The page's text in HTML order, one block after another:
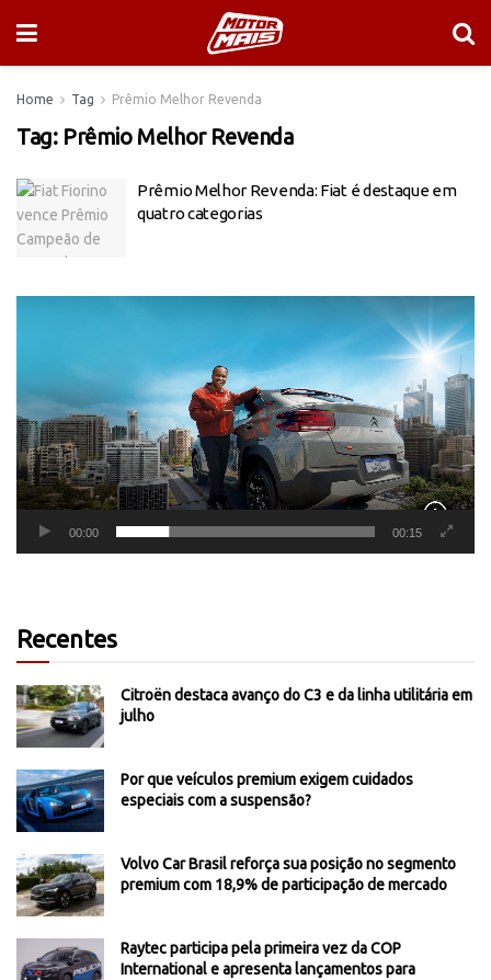
Home Tag Prêmio Melhor Revenda
Tag: Prêmio Melhor Revenda
Prêmio Melhor Revenda: Fiat é destaque em
quatro categorias
00:00 00:15
Recentes
Citroën destaca avanço do C3 e da linha utilitária em
julho
Por que veículos premium exigem cuidados
especiais com a suspensão?
Volvo Car Brasil reforça sua posição no segmento
premium com 18,9% de participação de mercado
Raytec participa pela primeira vez da COP
International e apresenta lançamentos para